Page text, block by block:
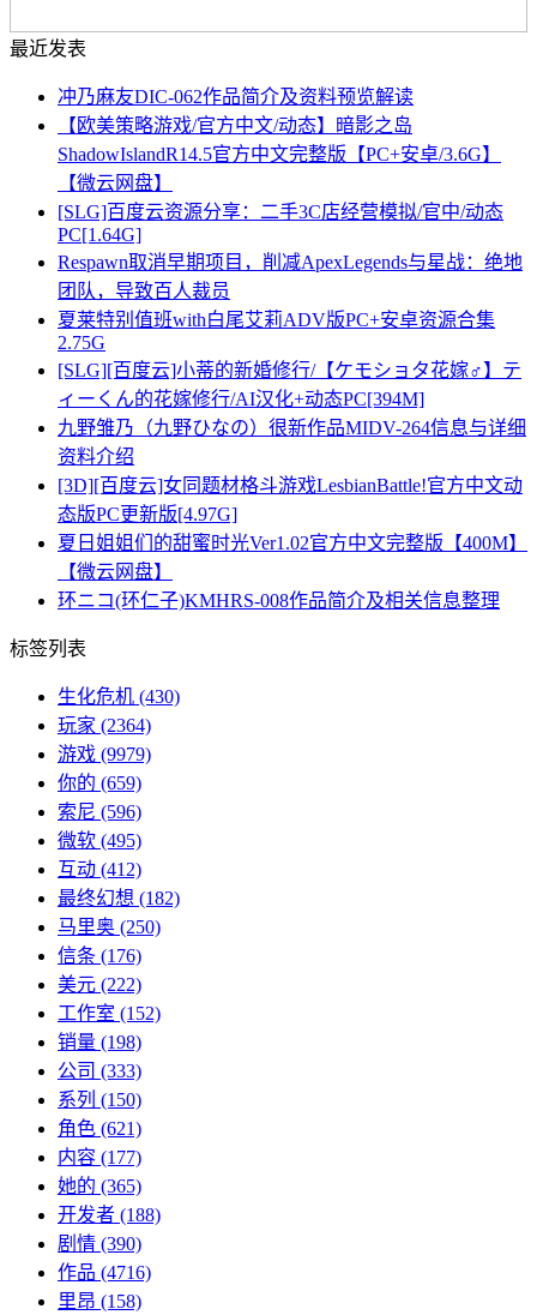
最近发表
冲乃麻友DIC-062作品简介及资料预览解读
【欧美策略游戏/官方中文/动态】暗影之岛
ShadowIslandR14.5官方中文完整版【PC+安卓/3.6G】
【微云网盘】
[SLG]百度云资源分享：二手3C店经营模拟/官中/动态
PC[1.64G]
Respawn取消早期项目，削减ApexLegends与星战：绝地
团队，导致百人裁员
夏莱特别值班with白尾艾莉ADV版PC+安卓资源合集
2.75G
[SLG][百度云]小蒂的新婚修行/【ケモショタ花嫁♂】テ
ィーくん的花嫁修行/AI汉化+动态PC[394M]
九野雏乃（九野ひなの）很新作品MIDV-264信息与详细
资料介绍
[3D][百度云]女同题材格斗游戏LesbianBattle!官方中文动
态版PC更新版[4.97G]
夏日姐姐们的甜蜜时光Ver1.02官方中文完整版【400M】
【微云网盘】
环ニコ(环仁子)KMHRS-008作品简介及相关信息整理
标签列表
生化危机 (430)
玩家 (2364)
游戏 (9979)
你的 (659)
索尼 (596)
微软 (495)
互动 (412)
最终幻想 (182)
马里奥 (250)
信条 (176)
美元 (222)
工作室 (152)
销量 (198)
公司 (333)
系列 (150)
角色 (621)
内容 (177)
她的 (365)
开发者 (188)
剧情 (390)
作品 (4716)
里昂 (158)